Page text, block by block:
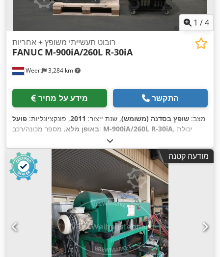
1 /4
Weert 3,284 km
רובוט תעשייתי משופץ + אחריות
FANUC M-900iA/260L R-30iA
מידע על מחיר התקשר
מצב: שופץ בסדנה (משומש), שנת ייצור: 2011, פונקציונליות: פועל
באופן מלא, מספר מכונה/רכב: M-900iA/260L R-30iA, יכולת
, טווח זרוע:
בקר:R-30iA , יצרן teach pendant:Fanuc , ציוד:תיעוד / מדריך ,
מודעה קטנה